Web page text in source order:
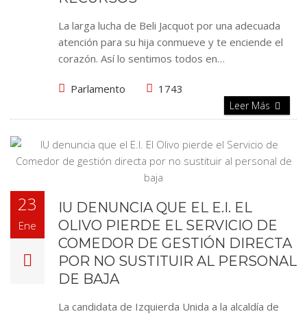
La larga lucha de Beli Jacquot por una adecuada
atención para su hija conmueve y te enciende el
corazón. Así lo sentimos todos en…
Parlamento 1743
Leer Más
23
Ene
IU DENUNCIA QUE EL E.I. EL
OLIVO PIERDE EL SERVICIO DE
COMEDOR DE GESTIÓN DIRECTA
POR NO SUSTITUIR AL PERSONAL
DE BAJA
La candidata de Izquierda Unida a la alcaldía de